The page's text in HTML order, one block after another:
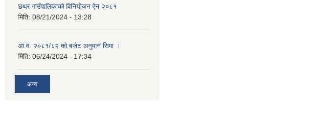
छथर गाउँपालिकाको विनियोजन ऐन २०८१
मिति: 08/21/2024 - 13:28
आ.व. २०८१/८२ को बजेट अनुमान सिमा ।
मिति: 06/24/2024 - 17:34
अन्य